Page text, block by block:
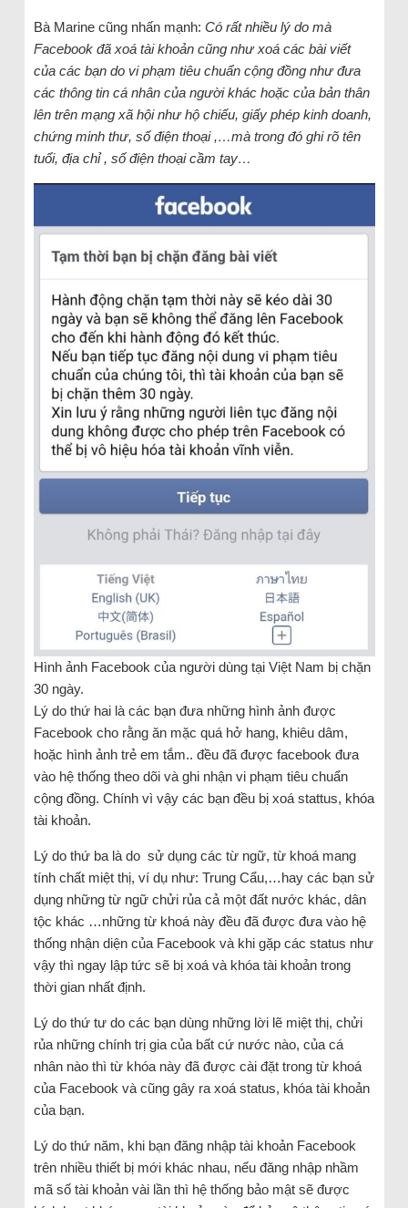
Bà Marine cũng nhấn mạnh: Có rất nhiều lý do mà
Facebook đã xoá tài khoản cũng như xoá các bài viết
của các bạn do vi phạm tiêu chuẩn cộng đồng như đưa
các thông tin cá nhân của người khác hoặc của bản thân
lên trên mạng xã hội như hộ chiếu, giấy phép kinh doanh,
chứng minh thư, số điện thoại ,…mà trong đó ghi rõ tên
tuổi, địa chỉ , số điện thoại cầm tay…
Hình ảnh Facebook của người dùng tại Việt Nam bị chặn
30 ngày.
Lý do thứ hai là các bạn đưa những hình ảnh được
Facebook cho rằng ăn mặc quá hở hang, khiêu dâm,
hoặc hình ảnh trẻ em tắm.. đều đã được facebook đưa
vào hệ thống theo dõi và ghi nhận vi phạm tiêu chuẩn
cộng đồng. Chính vì vậy các bạn đều bị xoá stattus, khóa
tài khoản.
Lý do thứ ba là do sử dụng các từ ngữ, từ khoá mang
tính chất miệt thị, ví dụ như: Trung Cẩu,…hay các bạn sử
dụng những từ ngữ chửi rủa cả một đất nước khác, dân
tộc khác …những từ khoá này đều đã được đưa vào hệ
thống nhận diện của Facebook và khi gặp các status như
vậy thì ngay lập tức sẽ bị xoá và khóa tài khoản trong
thời gian nhất định.
Lý do thứ tư do các bạn dùng những lời lẽ miệt thị, chửi
rủa những chính trị gia của bất cứ nước nào, của cá
nhân nào thì từ khóa này đã được cài đặt trong từ khoá
của Facebook và cũng gây ra xoá status, khóa tài khoản
của bạn.
Lý do thứ năm, khi bạn đăng nhập tài khoản Facebook
trên nhiều thiết bị mới khác nhau, nếu đăng nhập nhầm
mã số tài khoản vài lần thì hệ thống bảo mật sẽ được